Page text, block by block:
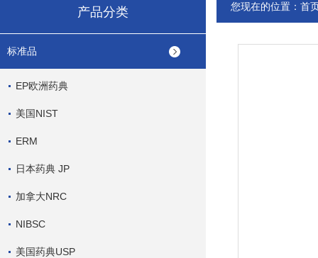
产品分类
标准品
EP欧洲药典
美国NIST
ERM
日本药典 JP
加拿大NRC
NIBSC
美国药典USP
您现在的位置： 首